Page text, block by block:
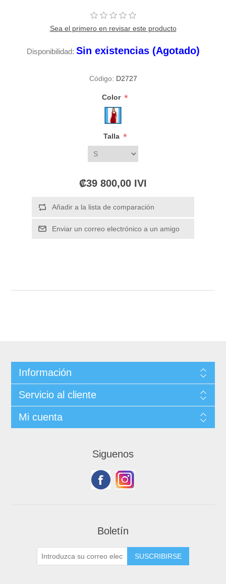
Sea el primero en revisar este producto
Disponibilidad: Sin existencias (Agotado)
Código: D2727
Color *
Talla *
₡39 800,00 IVI
Información
Servicio al cliente
Mi cuenta
Siguenos
Boletín